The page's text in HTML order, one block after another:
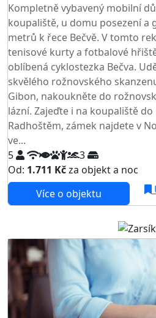
Kompletně vybavený mobilní
koupaliště, u domu posezení a
metrů k řece Bečvě. V tomto
tenisové kurty a fotbalové
oblíbená cyklostezka Bečva.
skvělého rožnovského
Gibon, nakoukněte do
lázní. Zajeďte i na koupaliště
Radhoštěm, zámek najdete v
ve...
5
3
Od: 1.711 Kčza objekt a noc
Více o objektu